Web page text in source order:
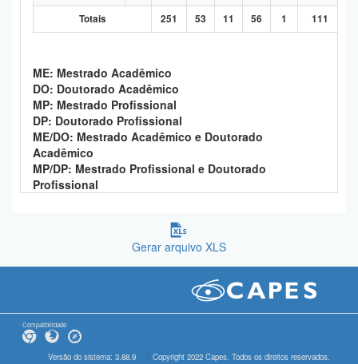
Totais 251 53 11 56 1 111
ME: Mestrado Acadêmico
DO: Doutorado Acadêmico
MP: Mestrado Profissional
DP: Doutorado Profissional
ME/DO: Mestrado Acadêmico e Doutorado
Acadêmico
MP/DP: Mestrado Profissional e Doutorado
Profissional
Gerar arquivo XLS
Compatibilidade
Versão do sistema: 3.88.9 Copyright 2022 Capes. Todos os direitos reservados.